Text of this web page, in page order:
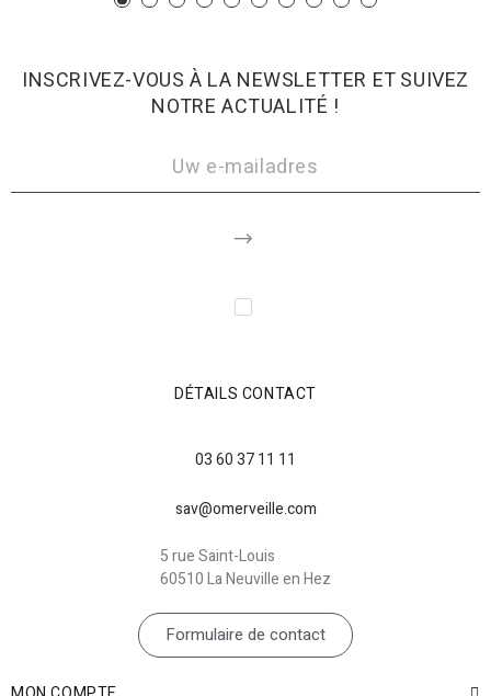
INSCRIVEZ-VOUS À LA NEWSLETTER ET SUIVEZ
NOTRE ACTUALITÉ !
DÉTAILS CONTACT
03 60 37 11 11
sav@omerveille.com
5 rue Saint-Louis
60510 La Neuville en Hez
Formulaire de contact